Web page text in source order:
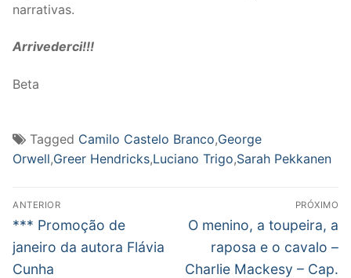
narrativas.
Arrivederci!!!
Beta
Tagged Camilo Castelo Branco,George
Orwell,Greer Hendricks,Luciano Trigo,Sarah Pekkanen
Navegação
de
Post
ANTERIOR
Post
anterior:
*** Promoção de
janeiro da autora Flávia
Cunha
PRÓXIMO
Próximo
post:
O menino, a toupeira, a
raposa e o cavalo –
Charlie Mackesy – Cap.